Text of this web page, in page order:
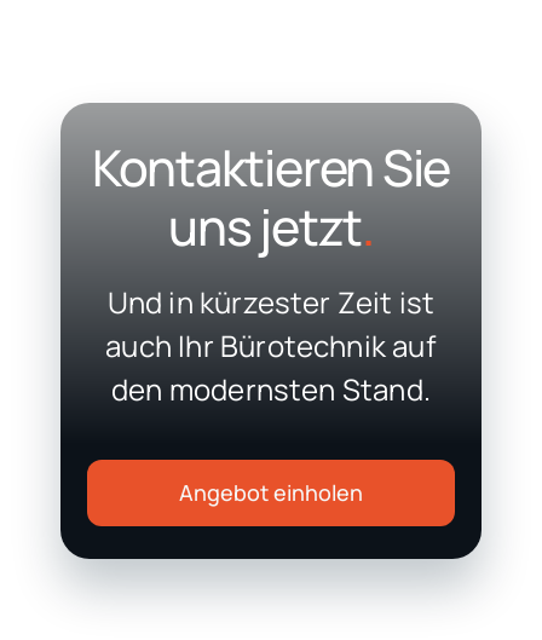
Kontaktieren Sie
uns jetzt.
Und in kürzester Zeit ist
auch Ihr Bürotechnik auf
den modernsten Stand.
Angebot einholen